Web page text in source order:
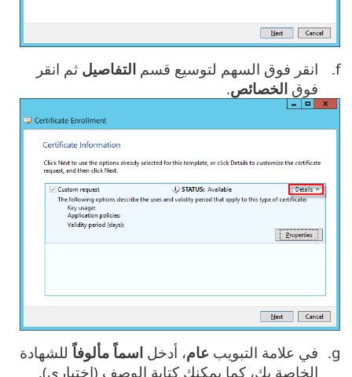
انقر فوق السهم لتوسيع قسم التفاصيل ثم انقر
فوق الخصائص.
في علامة التبويب عام، أدخل اسماً مألوفاً للشهادة
الخاصة بك، كما يمكنك كتابة الوصف (اختياري).